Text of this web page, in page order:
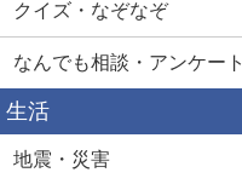
クイズ・なぞなぞ
なんでも相談・アンケート
生活
地震・災害